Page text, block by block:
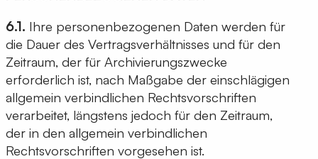
6.1. Ihre personenbezogenen Daten werden für
die Dauer des Vertragsverhältnisses und für den
Zeitraum, der für Archivierungszwecke
erforderlich ist, nach Maßgabe der einschlägigen
allgemein verbindlichen Rechtsvorschriften
verarbeitet, längstens jedoch für den Zeitraum,
der in den allgemein verbindlichen
Rechtsvorschriften vorgesehen ist.